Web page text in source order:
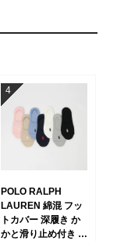
POLO RALPH
LAUREN 綿混 フッ
トカバー 深履き か
かと滑り止め付き カ